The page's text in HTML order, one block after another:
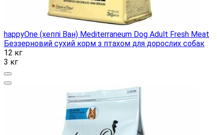
happyOne (хеппі Ван) Mediterraneum Dog Adult Fresh Meat
Беззерновий сухий корм з птахом для дорослих собак
12 кг
3 кг